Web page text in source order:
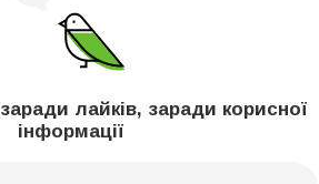
лайків, заради корисної
інформації